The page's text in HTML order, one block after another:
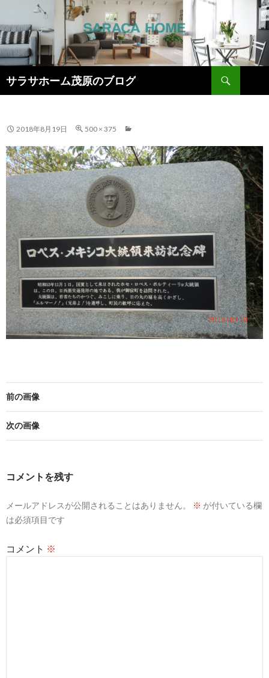
サラサホーム茂原のブログ
索
ン
へ
ス
キ
ッ
プ
2018年8月19日 500 × 375
前の画像
次の画像
コメントを残す
メールアドレスが公開されることはありません。 ※ が付いている欄
は必須項目です
コメント ※